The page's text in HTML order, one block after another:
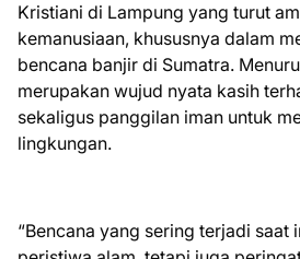
Kristiani di Lampung yang turut
kemanusiaan, khususnya dalam
bencana banjir di Sumatra.
merupakan wujud nyata kasih
sekaligus panggilan iman untuk
lingkungan.
“Bencana yang sering terjadi saat